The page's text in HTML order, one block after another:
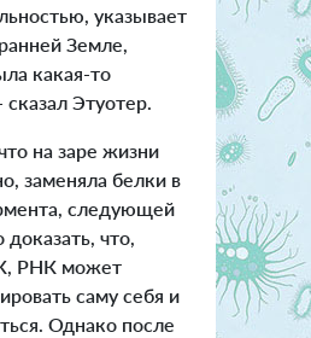
указывает
Земле,
какая-то
сказал Этуотер.
на заре жизни
заменяла белки в
следующей
что,
РНК может
саму себя и
Однако после